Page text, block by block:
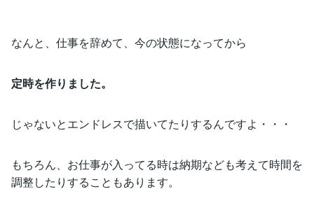
なんと、仕事を辞めて、今の状態になってから
定時を作りました。
じゃないとエンドレスで描いてたりするんですよ・・・
もちろん、お仕事が入ってる時は納期なども考えて時間を
調整したりすることもあります。